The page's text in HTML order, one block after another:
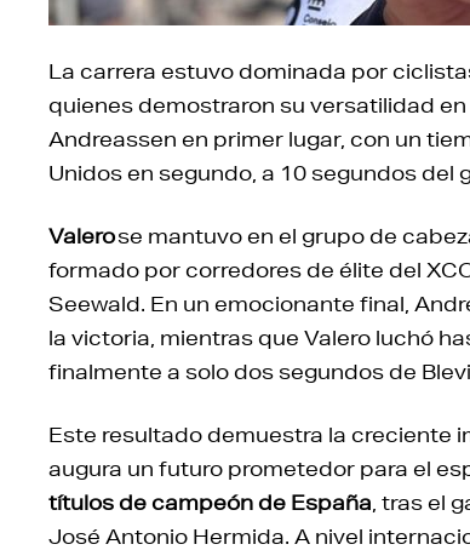
La carrera estuvo dominada por
quienes demostraron su versatilidad
Andreassen en primer lugar, con un
Unidos en segundo, a 10 segundos del
Valerose mantuvo en el grupo de
formado por corredores de élite del
Seewald. En un emocionante final,
la victoria, mientras que Valero luchó
finalmente a solo dos segundos de
Este resultado demuestra la creciente
augura un futuro prometedor para el
títulos de campeón de España , tras el
José Antonio Hermida. A nivel